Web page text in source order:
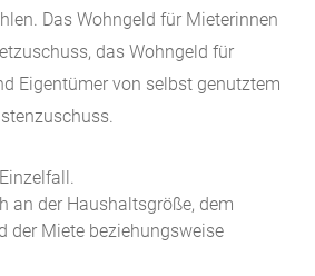
Das Wohngeld für Mieterinnen
das Wohngeld für
Eigentümer von selbst genutztem
an der Haushaltsgröße, dem
der Miete beziehungsweise